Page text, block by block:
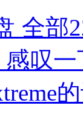
全部
叹